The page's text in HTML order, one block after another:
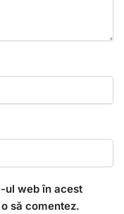
ul web în acest
să comentez.